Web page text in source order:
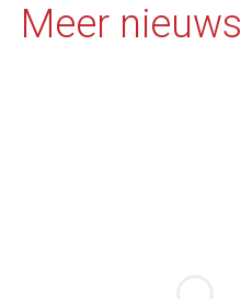
Meer nieuws